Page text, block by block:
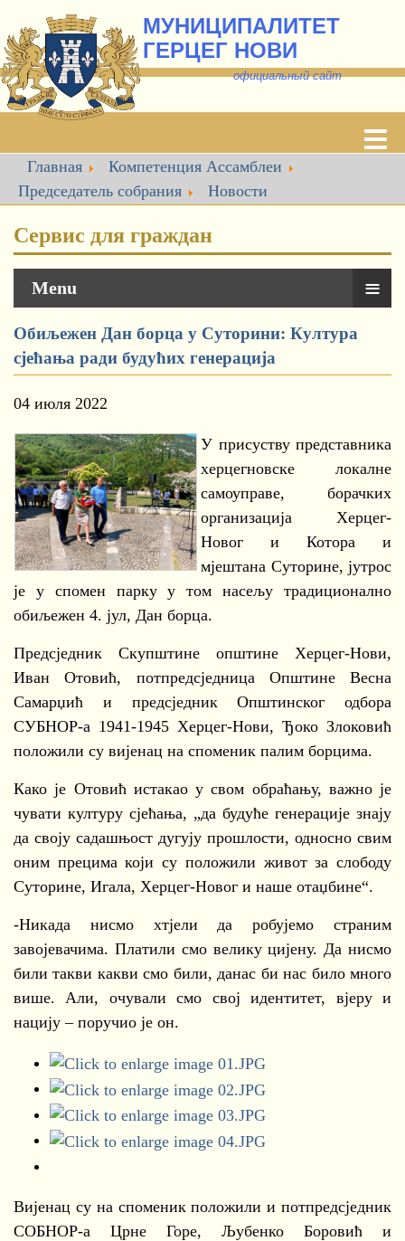
МУНИЦИПАЛИТЕТ
ГЕРЦЕГ НОВИ
официальный сайт
Главная
Компетенция Ассамблеи
Председатель собрания
Новости
Сервис для граждан
Menu ≡
Обиљежен Дан борца у Суторини: Култура
сјећања ради будућих генерација
04 июля 2022
У присуству представника
херцегновске локалне
самоуправе, борачких
организација Херцег-
Новог и Котора и
мјештана Суторине, јутрос
је у спомен парку у том насељу традиционално
обиљежен 4. јул, Дан борца.
Предсједник Скупштине општине Херцег-Нови,
Иван Отовић, потпредсједница Општине Весна
Самарџић и предсједник Општинског одбора
СУБНОР-а 1941-1945 Херцег-Нови, Ђоко Злоковић
положили су вијенац на споменик палим борцима.
Како је Отовић истакао у свом обраћању, важно је
чувати културу сјећања, „да будуће генерације знају
да своју садашњост дугују прошлости, односно свим
оним прецима који су положили живот за слободу
Суторине, Игала, Херцег-Новог и наше отаџбине“.
-Никада нисмо хтјели да робујемо страним
завојевачима. Платили смо велику цијену. Да нисмо
били такви какви смо били, данас би нас било много
више. Али, очували смо свој идентитет, вјеру и
нацију – поручио је он.
Вијенац су на споменик положили и потпредсједник
СОБНОР-а Црне Горе, Љубенко Боровић и